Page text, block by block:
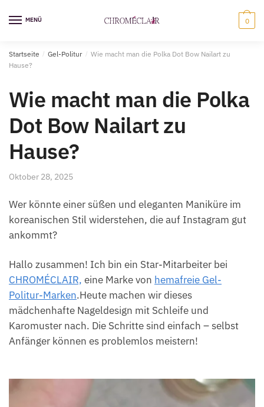
Navigation
Inhalt MENÜ 0
Startseite / Gel-Politur / Wie macht man die Polka Dot Bow Nailart zu
Hause?
Wie macht man die Polka
Dot Bow Nailart zu
Hause?
Oktober 28, 2025
Wer könnte einer süßen und eleganten Maniküre im
koreanischen Stil widerstehen, die auf Instagram gut
ankommt?
Hallo zusammen! Ich bin ein Star-Mitarbeiter bei
CHROMÉCLAIR, eine Marke von hemafreie Gel-
Politur-Marken.Heute machen wir dieses
mädchenhafte Nageldesign mit Schleife und
Karomuster nach. Die Schritte sind einfach – selbst
Anfänger können es problemlos meistern!